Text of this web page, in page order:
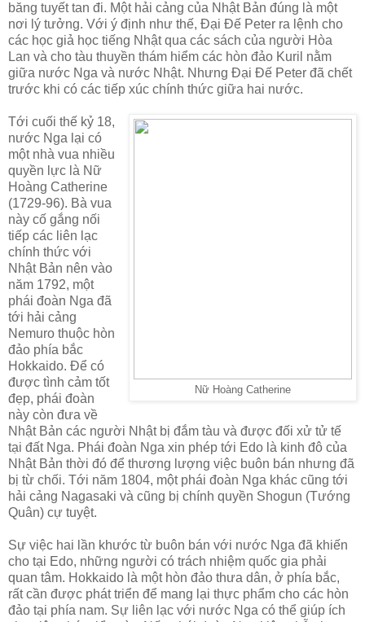
băng tuyết tan đi. Một hải cảng của Nhật Bản đúng là một
nơi lý tưởng. Với ý định như thế, Đại Đế Peter ra lệnh cho
các học giả học tiếng Nhật qua các sách của người Hòa
Lan và cho tàu thuyền thám hiểm các hòn đảo Kuril nằm
giữa nước Nga và nước Nhật. Nhưng Đại Đế Peter đã chết
trước khi có các tiếp xúc chính thức giữa hai nước.
Nữ Hoàng Catherine
Tới cuối thế kỷ 18,
nước Nga lại có
một nhà vua nhiều
quyền lực là Nữ
Hoàng Catherine
(1729-96). Bà vua
này cố gắng nối
tiếp các liên lạc
chính thức với
Nhật Bản nên vào
năm 1792, một
phái đoàn Nga đã
tới hải cảng
Nemuro thuộc hòn
đảo phía bắc
Hokkaido. Để có
được tình cảm tốt
đẹp, phái đoàn
này còn đưa về
Nhật Bản các người Nhật bị đắm tàu và được đối xử tử tế
tại đất Nga. Phái đoàn Nga xin phép tới Edo là kinh đô của
Nhật Bản thời đó để thương lượng việc buôn bán nhưng đã
bị từ chối. Tới năm 1804, một phái đoàn Nga khác cũng tới
hải cảng Nagasaki và cũng bị chính quyền Shogun (Tướng
Quân) cự tuyệt.
Sự việc hai lần khước từ buôn bán với nước Nga đã khiến
cho tại Edo, những người có trách nhiệm quốc gia phải
quan tâm. Hokkaido là một hòn đảo thưa dân, ở phía bắc,
rất cần được phát triển để mang lại thực phẩm cho các hòn
đảo tại phía nam. Sự liên lạc với nước Nga có thể giúp ích